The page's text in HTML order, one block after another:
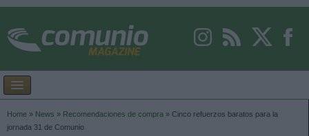
Home » News » Recomendaciones de compra » Cinco refuerzos baratos para la
jornada 31 de Comunio